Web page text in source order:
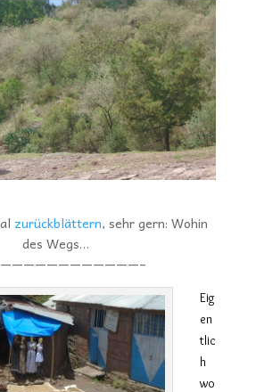
zurückblättern, sehr gern: Wohin
des Wegs…
Eig
en
tlic
h
wo